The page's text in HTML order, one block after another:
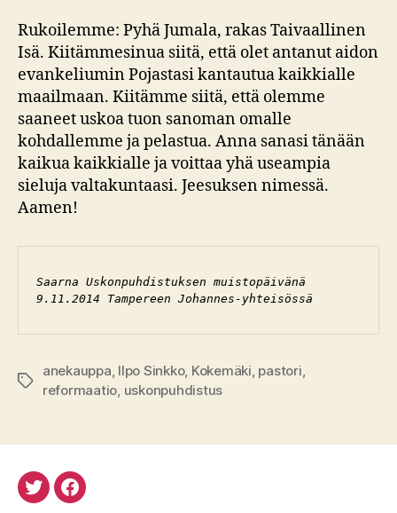
Rukoilemme: Pyhä Jumala, rakas Taivaallinen
Isä. Kiitämmesinua siitä, että olet antanut aidon
evankeliumin Pojastasi kantautua kaikkialle
maailmaan. Kiitämme siitä, että olemme
saaneet uskoa tuon sanoman omalle
kohdallemme ja pelastua. Anna sanasi tänään
kaikua kaikkialle ja voittaa yhä useampia
sieluja valtakuntaasi. Jeesuksen nimessä.
Aamen!
Saarna Uskonpuhdistuksen muistopäivänä
9.11.2014 Tampereen Johannes-yhteisössä
Avainsanat
anekauppa, Ilpo Sinkko, Kokemäki, pastori,
reformaatio, uskonpuhdistus
TwitteristäFacebookista